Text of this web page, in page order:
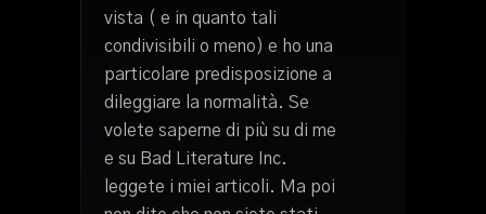
vista ( e in quanto tali
condivisibili o meno) e ho una
particolare predisposizione a
dileggiare la normalità. Se
volete saperne di più su di me
e su Bad Literature Inc.
leggete i miei articoli. Ma poi